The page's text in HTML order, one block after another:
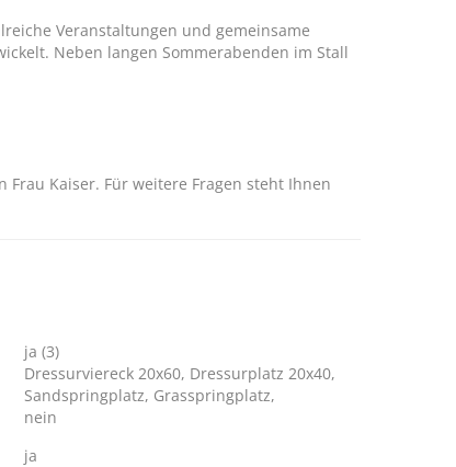
Veranstaltungen und gemeinsame
Neben langen Sommerabenden im Stall
Kaiser. Für weitere Fragen steht Ihnen
ja (3)
Dressurviereck 20x60, Dressurplatz 20x40,
Sandspringplatz, Grasspringplatz,
nein
ja